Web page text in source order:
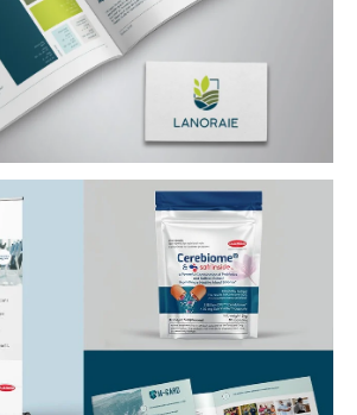
Lanoraie
de normes